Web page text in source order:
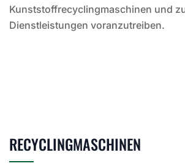
Kunststoffrecyclingmaschinen und
Dienstleistungen voranzutreiben.
RECYCLINGMASCHINEN